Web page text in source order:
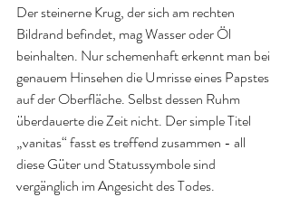
Der steinerne Krug, der sich am rechten
Bildrand befindet, mag Wasser oder Öl
beinhalten. Nur schemenhaft erkennt man bei
genauem Hinsehen die Umrisse eines Papstes
auf der Oberfläche. Selbst dessen Ruhm
überdauerte die Zeit nicht. Der simple Titel
„vanitas“ fasst es treffend zusammen - all
diese Güter und Statussymbole sind
vergänglich im Angesicht des Todes.